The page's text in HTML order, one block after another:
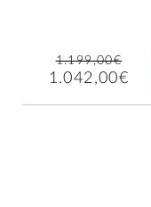
1.199,00€
1.042,00€